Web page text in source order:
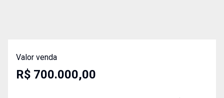
Valor venda
R$ 700.000,00